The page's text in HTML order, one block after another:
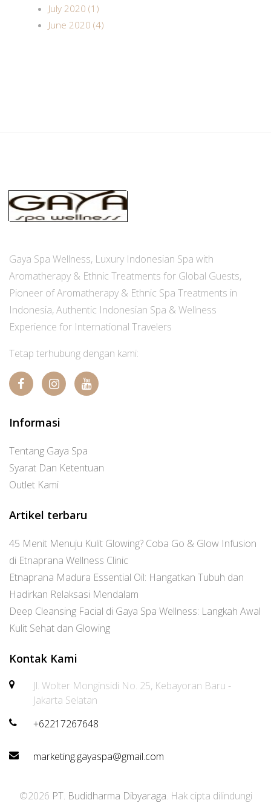
July 2020 (1)
June 2020 (4)
Gaya Spa Wellness, Luxury Indonesian Spa with
Aromatherapy & Ethnic Treatments for Global Guests,
Pioneer of Aromatherapy & Ethnic Spa Treatments in
Indonesia, Authentic Indonesian Spa & Wellness
Experience for International Travelers
Tetap terhubung dengan kami:
Informasi
Tentang Gaya Spa
Syarat Dan Ketentuan
Outlet Kami
Artikel terbaru
45 Menit Menuju Kulit Glowing? Coba Go & Glow Infusion
di Etnaprana Wellness Clinic
Etnaprana Madura Essential Oil: Hangatkan Tubuh dan
Hadirkan Relaksasi Mendalam
Deep Cleansing Facial di Gaya Spa Wellness: Langkah Awal
Kulit Sehat dan Glowing
Kontak Kami
Jl. Wolter Monginsidi No. 25, Kebayoran Baru -
Jakarta Selatan
+62217267648
marketing.gayaspa@gmail.com
©2026 PT. Budidharma Dibyaraga. Hak cipta dilindungi